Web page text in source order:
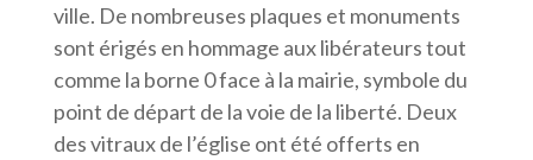
ville. De nombreuses plaques et monuments
sont érigés en hommage aux libérateurs tout
comme la borne 0 face à la mairie, symbole du
point de départ de la voie de la liberté. Deux
des vitraux de l’église ont été offerts en